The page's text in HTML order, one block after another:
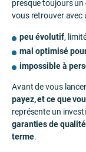
presque toujours un
vous retrouver avec
peu évolutif,
mal optimisé
impossible à
Avant de vous
payez, et ce que
représente un
garanties de
terme.